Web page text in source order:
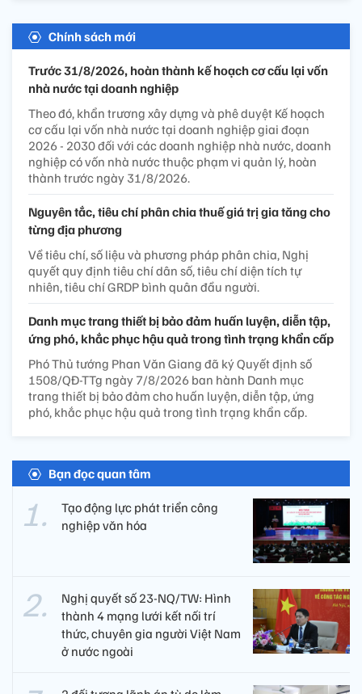
Chính sách mới
Trước 31/8/2026, hoàn thành kế hoạch cơ cấu lại vốn
nhà nước tại doanh nghiệp
Theo đó, khẩn trương xây dựng và phê duyệt Kế hoạch
cơ cấu lại vốn nhà nước tại doanh nghiệp giai đoạn
2026 - 2030 đối với các doanh nghiệp nhà nước, doanh
nghiệp có vốn nhà nước thuộc phạm vi quản lý, hoàn
thành trước ngày 31/8/2026.
Nguyên tắc, tiêu chí phân chia thuế giá trị gia tăng cho
từng địa phương
Về tiêu chí, số liệu và phương pháp phân chia, Nghị
quyết quy định tiêu chí dân số, tiêu chí diện tích tự
nhiên, tiêu chí GRDP bình quân đầu người.
Danh mục trang thiết bị bảo đảm huấn luyện, diễn tập,
ứng phó, khắc phục hậu quả trong tình trạng khẩn cấp
Phó Thủ tướng Phan Văn Giang đã ký Quyết định số
1508/QĐ-TTg ngày 7/8/2026 ban hành Danh mục
trang thiết bị bảo đảm cho huấn luyện, diễn tập, ứng
phó, khắc phục hậu quả trong tình trạng khẩn cấp.
Bạn đọc quan tâm
Tạo động lực phát triển công
nghiệp văn hóa
Nghị quyết số 23-NQ/TW: Hình
thành 4 mạng lưới kết nối trí
thức, chuyên gia người Việt Nam
ở nước ngoài